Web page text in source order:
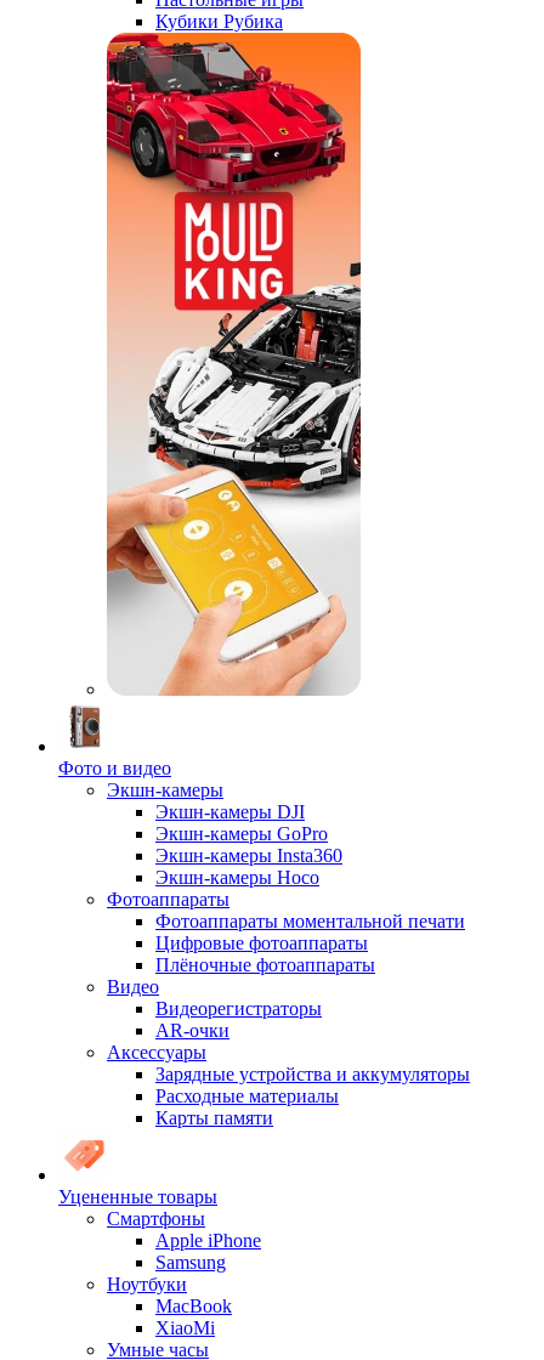
Кубики Рубика
Фото и видео
Экшн-камеры
Экшн-камеры DJI
Экшн-камеры GoPro
Экшн-камеры Insta360
Экшн-камеры Hoco
Фотоаппараты
Фотоаппараты моментальной печати
Цифровые фотоаппараты
Плёночные фотоаппараты
Видео
Видеорегистраторы
AR-очки
Аксессуары
Зарядные устройства и аккумуляторы
Расходные материалы
Карты памяти
Уцененные товары
Cмартфоны
Apple iPhone
Samsung
Ноутбуки
MacBook
XiaoMi
Умные часы